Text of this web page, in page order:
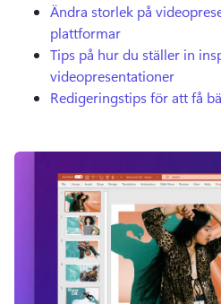
Ändra storlek på
plattformar
Tips på hur du ställer in
videopresentationer
Redigeringstips för att få